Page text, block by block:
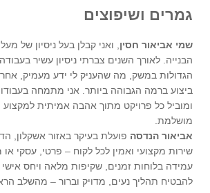
גמרים ושיפוצים
שמי אביאור חסין
הבנייה. לאורך השנים צברתי ניסיון עשיר
הגדולות במשק, מה שהעניק לי ידע מעמיק,
ביצוע ברמה הגבוהה ביותר. אני מתמחה
ומוביל כל פרויקט מתוך אהבה אמיתית למקצוע
מושלמת.
אביאור הנדסה פועלת בעיקר באזור אשקלון,
שירות מקצועי ואמין לכל לקוח – פרטי, עסקי
עמידה בלוחות זמנים, שקיפות מלאה ויחס אישי
להבטיח תהליך נעים, מדויק וברור – מהשלב